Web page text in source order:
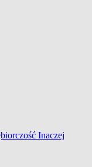
Inaczej